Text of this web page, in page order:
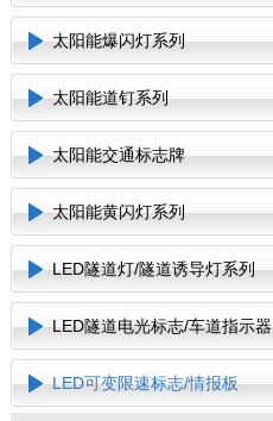
太阳能爆闪灯系列
太阳能道钉系列
太阳能交通标志牌
太阳能黄闪灯系列
LED隧道灯/隧道诱导灯系列
LED隧道电光标志/车道指示器
LED可变限速标志/情报板